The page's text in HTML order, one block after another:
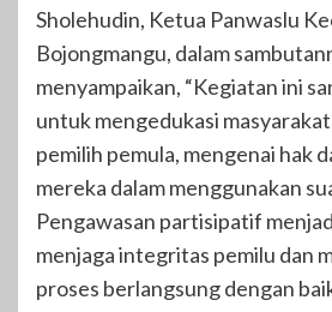
Sholehudin, Ketua Panwaslu
Bojongmangu, dalam
menyampaikan, “Kegiatan ini
untuk mengedukasi
pemilih pemula, mengenai hak
mereka dalam menggunakan
Pengawasan partisipatif
menjaga integritas pemilu dan
proses berlangsung dengan